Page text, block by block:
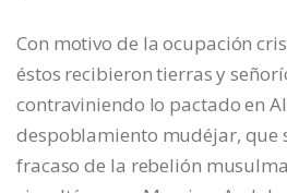
Con motivo de la ocupación
éstos recibieron tierras y
contraviniendo lo pactado en
despoblamiento mudéjar, que
fracaso de la rebelión